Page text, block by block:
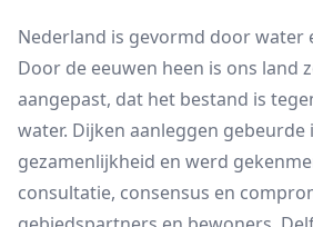
Nederland is gevormd door water
Door de eeuwen heen is ons land
aangepast, dat het bestand is
water. Dijken aanleggen gebeurde
gezamenlijkheid en werd
consultatie, consensus en